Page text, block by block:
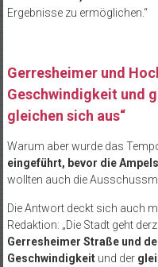
Ergebnisse zu ermöglichen.“
Gerresheimer und
Geschwindigkeit und
gleichen sich aus“
Warum aber wurde das
eingeführt, bevor die
wollten auch die
Die Antwort deckt sich auch
Redaktion: „Die Stadt geht
Gerresheimer Straße und
Geschwindigkeitund der